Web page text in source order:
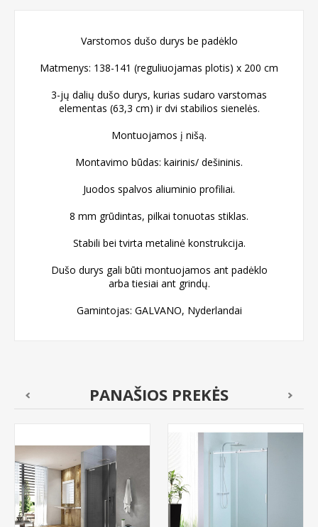
Varstomos dušo durys be padėklo
Matmenys: 138-141 (reguliuojamas plotis) x 200 cm
3-jų dalių dušo durys, kurias sudaro varstomas
elementas (63,3 cm) ir dvi stabilios sienelės.
Montuojamos į nišą.
Montavimo būdas: kairinis/ dešininis.
Juodos spalvos aliuminio profiliai.
8 mm grūdintas, pilkai tonuotas stiklas.
Stabili bei tvirta metalinė konstrukcija.
Dušo durys gali būti montuojamos ant padėklo
arba tiesiai ant grindų.
Gamintojas: GALVANO, Nyderlandai
PANAŠIOS PREKĖS